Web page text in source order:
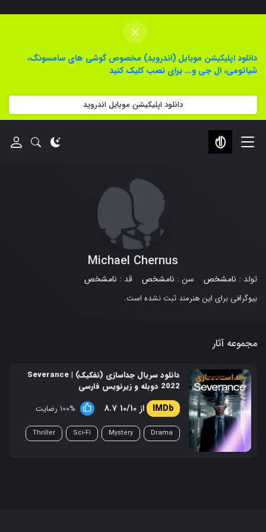
×
دانلود اپلیکیشن موبایل (اندروید) مخصوص گوشی های سامسونگ،
شیائومی، ال جی و... برای نصب کلیک کنید
دانلود اپلیکیشن موبایل اندروید
Michael Chernus
تولد : نامشخص سن : نامشخص قد : نامشخص
بیوگرافی برای این هنرمند ثبت نشده است.
مجموعه آثار
دانلود سریال جداسازی (تفکیک) | Severance
2022 دوبله و زیرنویس فارسی
8.7 از 10/10 100% رضایت
Drama
Mystery
Sci-Fi
Thriller